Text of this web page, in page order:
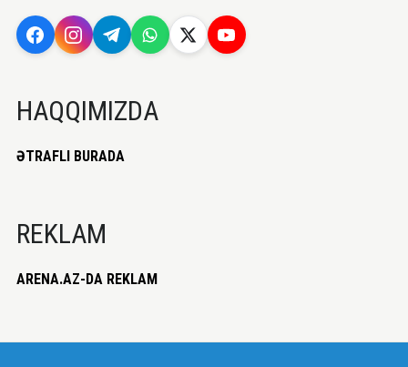
HAQQIMIZDA
ƏTRAFLI BURADA
REKLAM
ARENA.AZ-DA REKLAM